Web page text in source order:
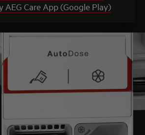
AEG Care App (Google Play)